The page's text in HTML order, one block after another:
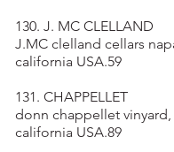
130. J. MC CLELLAND
J.MC clelland cellars
california USA.59
131. CHAPPELLET
donn chappellet vinyard,
california USA.89